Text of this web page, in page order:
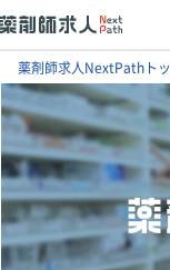
薬剤師求人NextPathト